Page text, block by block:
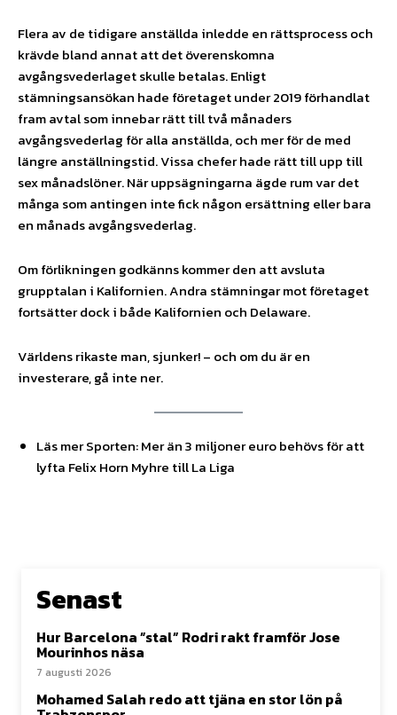
Flera av de tidigare anställda inledde en rättsprocess och
krävde bland annat att det överenskomna
avgångsvederlaget skulle betalas. Enligt
stämningsansökan hade företaget under 2019 förhandlat
fram avtal som innebar rätt till två månaders
avgångsvederlag för alla anställda, och mer för de med
längre anställningstid. Vissa chefer hade rätt till upp till
sex månadslöner. När uppsägningarna ägde rum var det
många som antingen inte fick någon ersättning eller bara
en månads avgångsvederlag.
Om förlikningen godkänns kommer den att avsluta
grupptalan i Kalifornien. Andra stämningar mot företaget
fortsätter dock i både Kalifornien och Delaware.
Världens rikaste man, sjunker! – och om du är en
investerare, gå inte ner.
Läs mer Sporten: Mer än 3 miljoner euro behövs för att
lyfta Felix Horn Myhre till La Liga
Senast
Hur Barcelona ”stal” Rodri rakt framför Jose
Mourinhos näsa
7 augusti 2026
Mohamed Salah redo att tjäna en stor lön på